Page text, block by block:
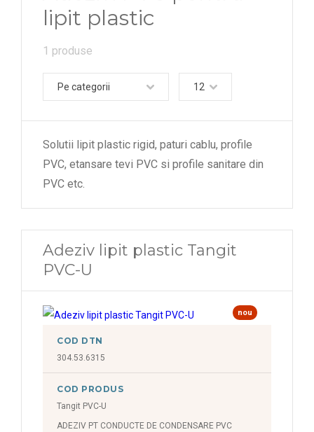
lipit plastic
1 produse
Pe categorii 12
Solutii lipit plastic rigid, paturi cablu, profile
PVC, etansare tevi PVC si profile sanitare din
PVC etc.
Adeziv lipit plastic Tangit
PVC-U
nou
COD DTN
304.53.6315
COD PRODUS
Tangit PVC-U
ADEZIV PT CONDUCTE DE CONDENSARE PVC